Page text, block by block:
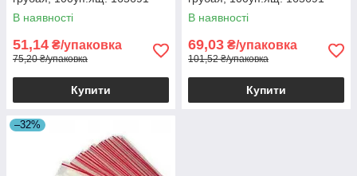
В наявності
51,14 ₴/упаковка
75,20 ₴/упаковка
Купити
В наявності
69,03 ₴/упаковка
101,52 ₴/упаковка
Купити
–32%